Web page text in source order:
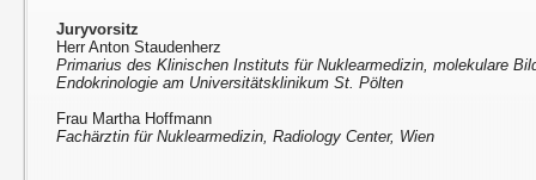
Juryvorsitz
Herr Anton Staudenherz
Primarius des Klinischen Instituts für Nuklearmedizin, molekulare
Endokrinologie am Universitätsklinikum St. Pölten
Frau Martha Hoffmann
Fachärztin für Nuklearmedizin, Radiology Center, Wien